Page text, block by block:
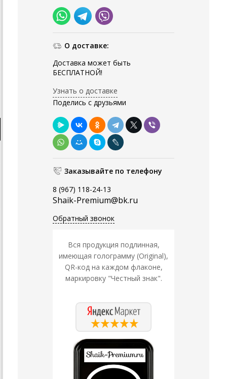
О доставке:
Доставка может быть
БЕСПЛАТНОЙ!
Узнать о доставке
Поделись с друзьями
Заказывайте по телефону
8 (967) 118-24-13
Shaik-Premium@bk.ru
Обратный звонок
Вся продукция подлинная,
имеющая голограмму (Original),
QR-код на каждом флаконе,
маркировку "Честный знак".